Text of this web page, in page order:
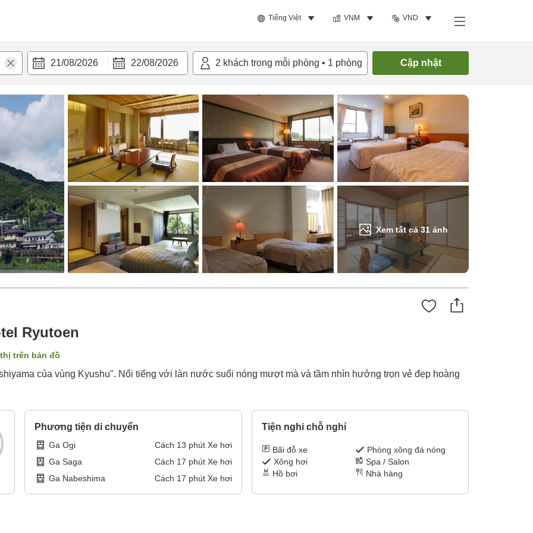
Tiếng Việt VNM VND
21/08/2026 22/08/2026 2 khách trong mỗi phòng • 1 phòng Cập nhật
Xem tất cả31 ảnh
bật Tiện nghi Tìm phòng trống
Ryutoen
trên bản đồ
của vùng Kyushu". Nổi tiếng với làn nước suối nóng mượt mà và tầm nhìn hưởng trọn vẻ đẹp hoàng
Phương tiện di chuyển
Ga Ogi Cách 13 phút Xe hơi
Ga Saga
Cách 17 phút Xe hơi
Ga Nabeshima
Cách 17 phút Xe hơi
Tiện nghi chỗ nghỉ
Bãi đỗ xe
Phòng xông đá nóng
Xông hơi
Spa / Salon
Hồ bơi
Nhà hàng